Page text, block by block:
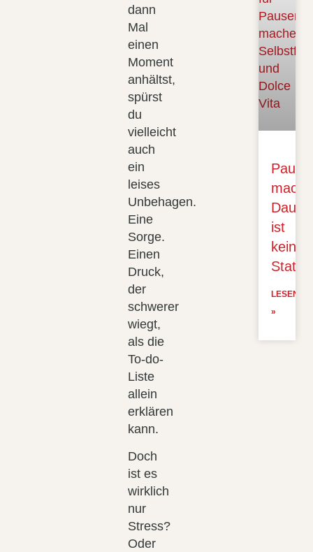
dann
Mal
einen
Moment
anhältst,
spürst
du
vielleicht
auch
ein
leises
Unbehagen.
Eine
Sorge.
Einen
Druck,
der
schwerer
wiegt,
als die
To-do-
Liste
allein
erklären
kann.
Doch
ist es
wirklich
nur
Stress?
Oder
ist
kein
LESEN
»